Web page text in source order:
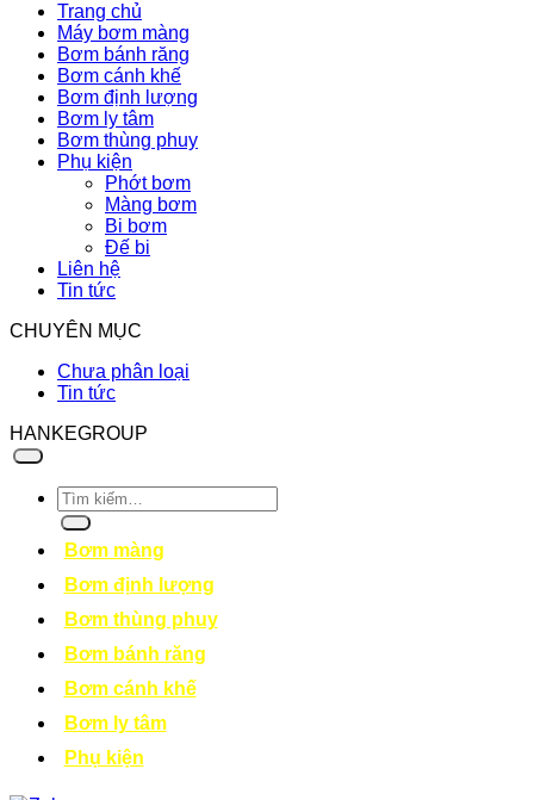
Trang chủ
Máy bơm màng
Bơm bánh răng
Bơm cánh khế
Bơm định lượng
Bơm ly tâm
Bơm thùng phuy
Phụ kiện
Phớt bơm
Màng bơm
Bi bơm
Đế bi
Liên hệ
Tin tức
CHUYÊN MỤC
Chưa phân loại
Tin tức
HANKEGROUP
Tìm
kiếm:
Bơm màng
Bơm định lượng
Bơm thùng phuy
Bơm bánh răng
Bơm cánh khế
Bơm ly tâm
Phụ kiện